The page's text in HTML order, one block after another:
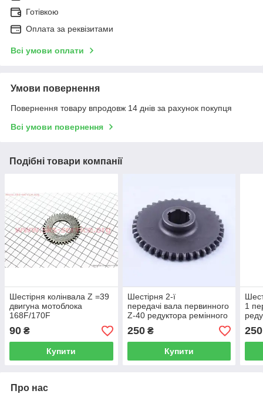
Готівкою
Оплата за реквізитами
Всі умови оплати
Умови повернення
Повернення товару впродовж 14 днів за рахунок покупця
Всі умови повернення
Подібні товари компанії
Шестірня колінвала Z =39
двигуна мотоблока
168F/170F
90 ₴
Купити
Шестірня 2-ї
передачі вала первинного
Z-40 редуктора ремінного
мотоблока 168F/170F
250₴
Купити
1
250
Про нас